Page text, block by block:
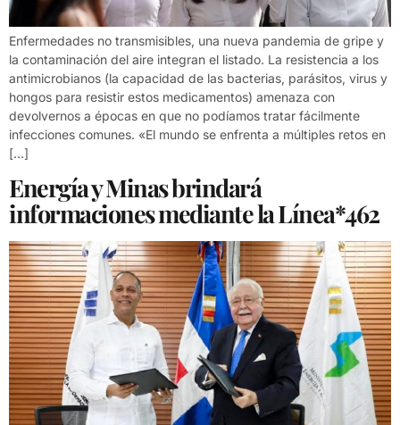
Enfermedades no transmisibles, una nueva pandemia de gripe y
la contaminación del aire integran el listado. La resistencia a los
antimicrobianos (la capacidad de las bacterias, parásitos, virus y
hongos para resistir estos medicamentos) amenaza con
devolvernos a épocas en que no podíamos tratar fácilmente
infecciones comunes. «El mundo se enfrenta a múltiples retos en
[…]
Energía y Minas brindará
informaciones mediante la Línea*462